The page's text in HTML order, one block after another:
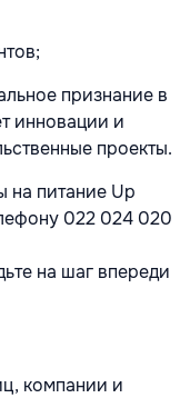
признание в
инновации и
проекты.
на питание Up
022 024 020
на шаг впереди
компании и